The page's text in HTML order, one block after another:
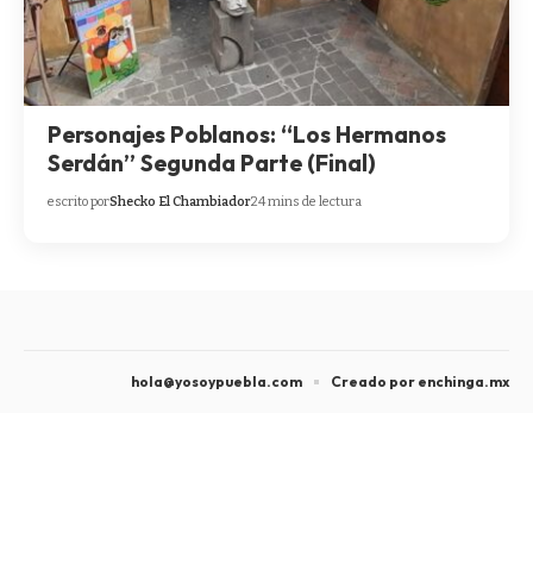
Personajes Poblanos: “Los Hermanos
Serdán” Segunda Parte (Final)
escrito porShecko El Chambiador24 mins de lectura
hola@yosoypuebla.com Creado por enchinga.mx